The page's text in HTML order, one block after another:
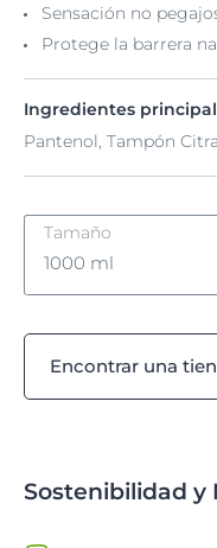
Sensación no
Protege la barrera
Ingredientes
Pantenol, Tampón
Tamaño
1000 ml
1000 ml
Encontrar una
Sostenibilidad y